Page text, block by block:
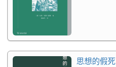
思想的假死